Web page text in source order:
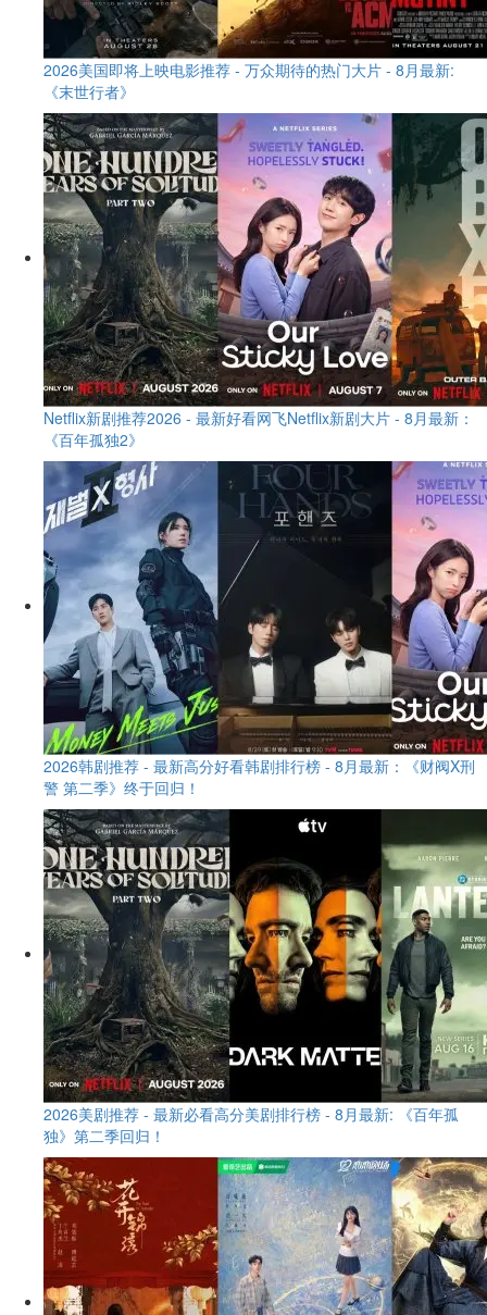
2026美国即将上映电影推荐 - 万众期待的热门大片 - 8月最新:
《末世行者》
Netflix新剧推荐2026 - 最新好看网飞Netflix新剧大片 - 8月最新：
《​​百年孤独2》
2026韩剧推荐 - 最新高分好看韩剧排行榜 - 8月最新：《财阀X刑
警 第二季》终于回归！
2026美剧推荐 - 最新必看高分美剧排行榜 - 8月最新: 《​​百年孤
独》第二季回归！